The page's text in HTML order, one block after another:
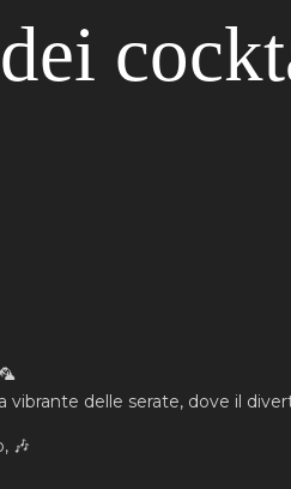
dei
vibrante delle serate, dove il
🎶